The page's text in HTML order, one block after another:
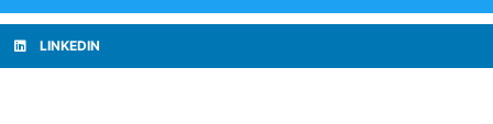
LINKEDIN